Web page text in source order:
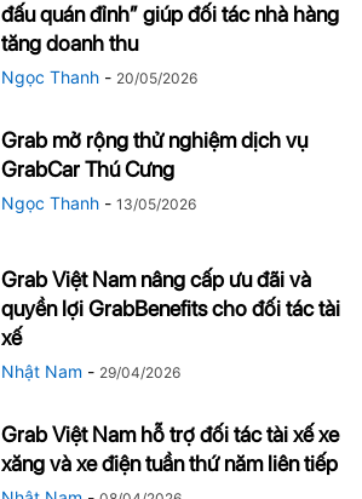
đấu quán đỉnh” giúp đối tác nhà hàng
tăng doanh thu
Ngọc Thanh - 20/05/2026
Grab mở rộng thử nghiệm dịch vụ
GrabCar Thú Cưng
Ngọc Thanh - 13/05/2026
Grab Việt Nam nâng cấp ưu đãi và
quyền lợi GrabBenefits cho đối tác tài
xế
Nhật Nam - 29/04/2026
Grab Việt Nam hỗ trợ đối tác tài xế xe
xăng và xe điện tuần thứ năm liên tiếp